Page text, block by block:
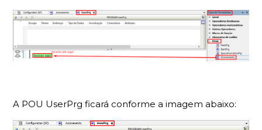
A POU UserPrg ficará conforme a imagem abaixo: